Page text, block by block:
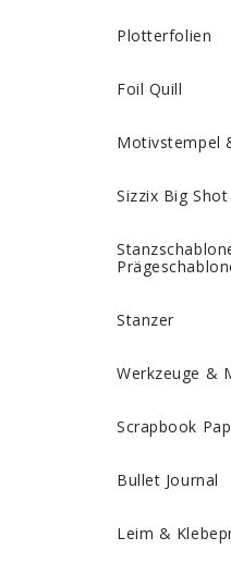
Plotterfolien
Foil Quill
Motivstempel
Sizzix Big
Stanzer
Werkzeuge &
Scrapbook
Bullet Journal
Leim &